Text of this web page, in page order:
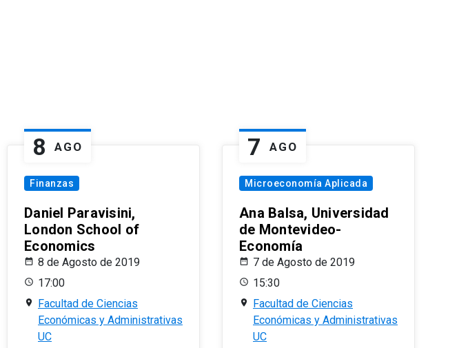
8 AGO
Finanzas
Daniel Paravisini,
London School of
Economics
8 de Agosto de 2019
17:00
Facultad de Ciencias
Económicas y Administrativas
UC
7 AGO
Microeconomía Aplicada
Ana Balsa, Universidad
de Montevideo-
Economía
7 de Agosto de 2019
15:30
Facultad de Ciencias
Económicas y Administrativas
UC